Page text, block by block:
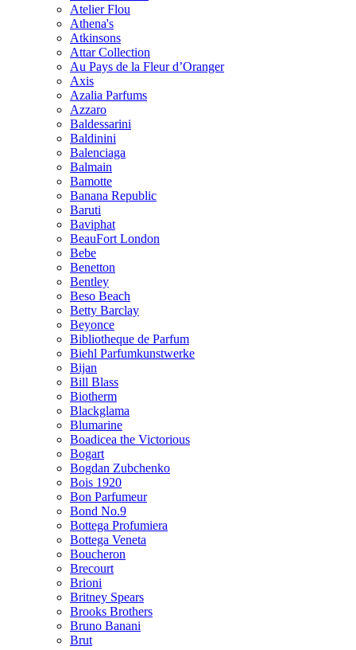
Atelier Flou
Athena's
Atkinsons
Attar Collection
Au Pays de la Fleur d’Oranger
Axis
Azalia Parfums
Azzaro
Baldessarini
Baldinini
Balenciaga
Balmain
Bamotte
Banana Republic
Baruti
Baviphat
BeauFort London
Bebe
Benetton
Bentley
Beso Beach
Betty Barclay
Beyonce
Bibliotheque de Parfum
Biehl Parfumkunstwerke
Bijan
Bill Blass
Biotherm
Blackglama
Blumarine
Boadicea the Victorious
Bogart
Bogdan Zubchenko
Bois 1920
Bon Parfumeur
Bond No.9
Bottega Profumiera
Bottega Veneta
Boucheron
Brecourt
Brioni
Britney Spears
Brooks Brothers
Bruno Banani
Brut